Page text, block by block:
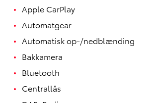
Apple CarPlay
Automatgear
Automatisk op-/nedblænding
Bakkamera
Bluetooth
Centrallås